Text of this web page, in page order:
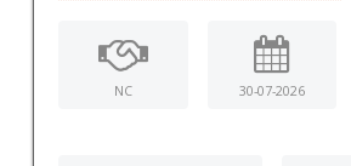
NC 30-07-2026